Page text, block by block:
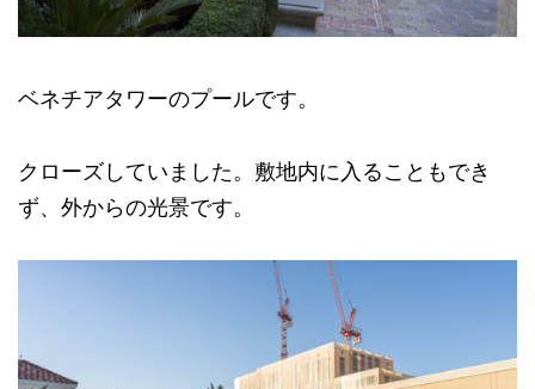
ベネチアタワーのプールです。
クローズしていました。敷地内に入ることもでき
ず、外からの光景です。